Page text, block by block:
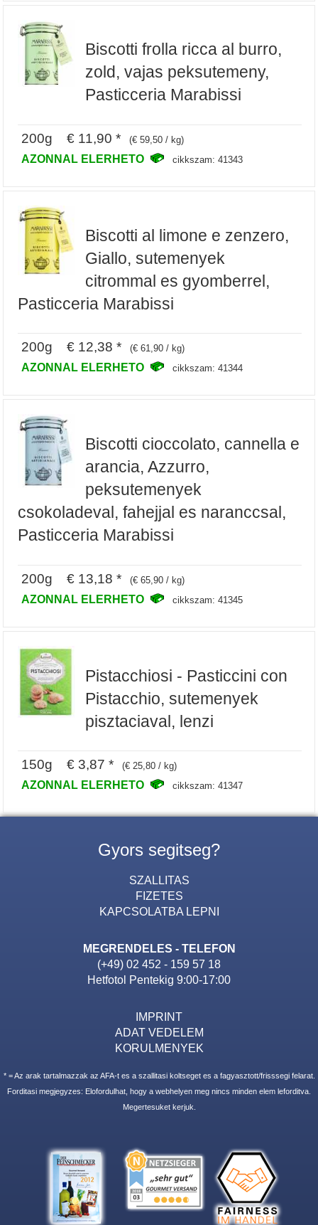
Biscotti frolla ricca al burro,
zold, vajas peksutemeny,
Pasticceria Marabissi
200g € 11,90 * (€ 59,50 / kg)
AZONNAL ELERHETO cikkszam: 41343
Biscotti al limone e zenzero,
Giallo, sutemenyek
citrommal es gyomberrel,
Pasticceria Marabissi
200g € 12,38 * (€ 61,90 / kg)
AZONNAL ELERHETO cikkszam: 41344
Biscotti cioccolato, cannella e
arancia, Azzurro,
peksutemenyek
csokoladeval, fahejjal es naranccsal,
Pasticceria Marabissi
200g € 13,18 * (€ 65,90 / kg)
AZONNAL ELERHETO cikkszam: 41345
Pistacchiosi - Pasticcini con
Pistacchio, sutemenyek
pisztaciaval, lenzi
150g € 3,87 * (€ 25,80 / kg)
AZONNAL ELERHETO cikkszam: 41347
Gyors segitseg?
SZALLITAS
FIZETES
KAPCSOLATBA LEPNI
MEGRENDELES - TELEFON
(+49) 02 452 - 159 57 18
Hetfotol Pentekig 9:00-17:00
IMPRINT
ADAT VEDELEM
KORULMENYEK
* = Az arak tartalmazzak az AFA-t es a szallitasi koltseget es a fagyasztott/frisssegi felarat.
Forditasi megjegyzes: Elofordulhat, hogy a webhelyen meg nincs minden elem leforditva.
Megertesuket kerjuk.